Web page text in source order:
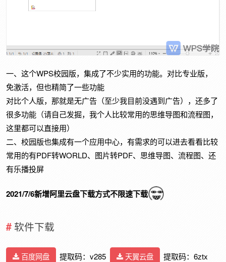
一、这个WPS校园版，集成了不少实用的功能。对比专业版，
免激活，但也精简了一些功能
对比个人版，那就是无广告（至少我目前没遇到广告），还多了
很多功能（请自己发掘，我个人比较常用的思维导图和流程图，
这里都可以直接用）
二、校园版也集成有一个应用中心，有需求的可以进去看看比较
常用的有PDF转WORLD、图片转PDF、思维导图、流程图、还
有乐播投屏
2021/7/6新增阿里云盘下载方式不限速下载
软件下载
百度网盘 提取码：v285 天翼云盘 提取码：6ztx